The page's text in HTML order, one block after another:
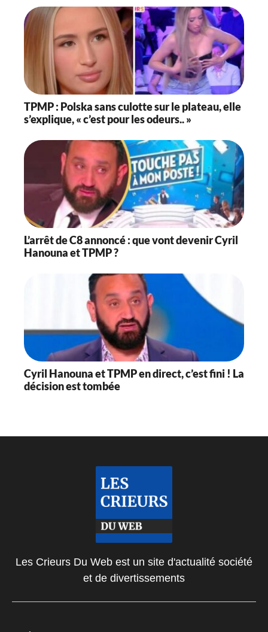
TPMP : Polska sans culotte sur le plateau, elle
s’explique, « c’est pour les odeurs.. »
L’arrêt de C8 annoncé : que vont devenir Cyril
Hanouna et TPMP ?
Cyril Hanouna et TPMP en direct, c’est fini ! La
décision est tombée
Les Crieurs Du Web est un site d'actualité société
et de divertissements